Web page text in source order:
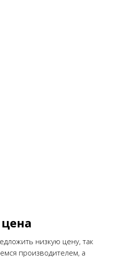
низкую цену, так
производителем, а